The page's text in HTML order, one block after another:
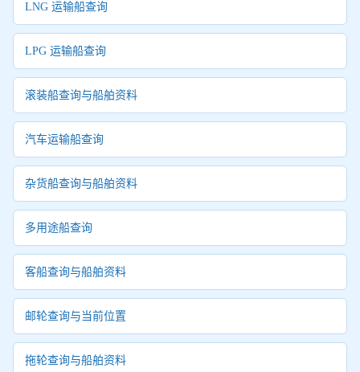
LNG 运输船查询
LPG 运输船查询
滚装船查询与船舶资料
汽车运输船查询
杂货船查询与船舶资料
多用途船查询
客船查询与船舶资料
邮轮查询与当前位置
拖轮查询与船舶资料